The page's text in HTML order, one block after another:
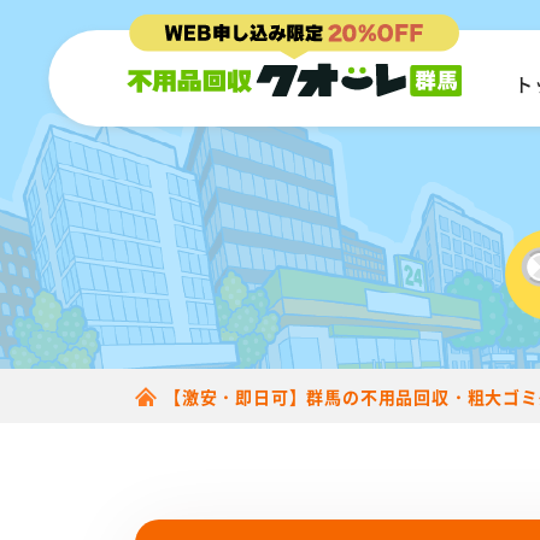
【激安・即日可】群馬の不用品回収・粗大ゴ